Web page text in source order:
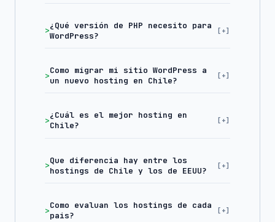
¿Qué versión de PHP necesito para
WordPress?
Como migrar mi sitio WordPress a
un nuevo hosting en Chile?
¿Cuál es el mejor hosting en
Chile?
Que diferencia hay entre los
hostings de Chile y los de EEUU?
Como evaluan los hostings de cada
pais?